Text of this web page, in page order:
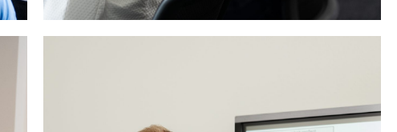
Familie kann profitieren.